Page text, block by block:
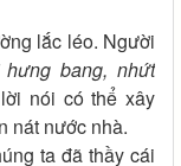
lắc léo. Người
bang, nhứt
nói có thể xây
nát nước nhà.
ta đã thầy cái